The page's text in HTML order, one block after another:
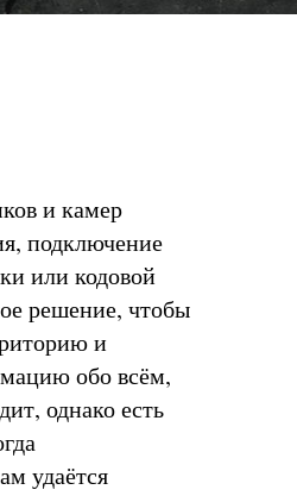
и камер
подключение
или кодовой
решение, чтобы
и
обо всём,
однако есть
удаётся